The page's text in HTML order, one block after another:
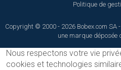
Politique de
Copyright © 2000 - 2026 Bobex.com SA
une marque déposée
Nous respectons votre vie
cookies et technologies